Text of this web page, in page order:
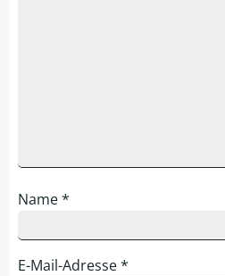
Name*
E-Mail-Adresse*